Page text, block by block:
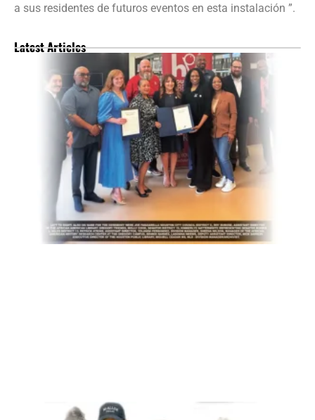
a sus residentes de futuros eventos en esta instalación ”.
Latest Articles